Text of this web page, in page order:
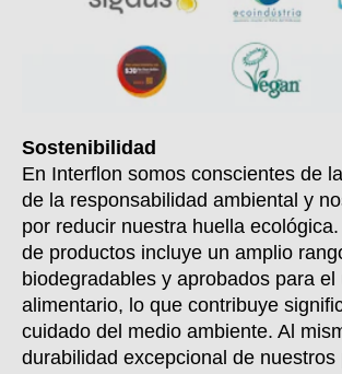
Sostenibilidad
En Interflon somos conscientes de
de la responsabilidad ambiental y
por reducir nuestra huella
de productos incluye un amplio
biodegradables y aprobados para el
alimentario, lo que contribuye
cuidado del medio ambiente. Al
durabilidad excepcional de nuestros